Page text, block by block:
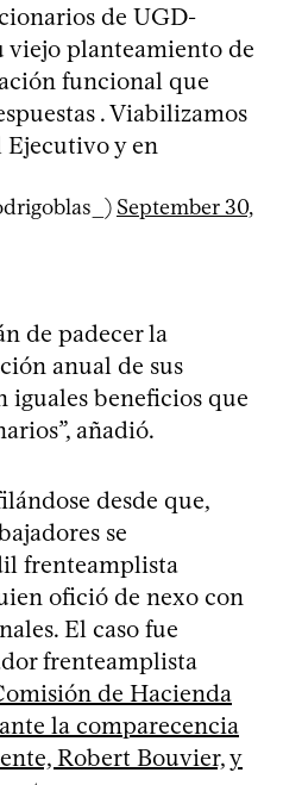
de UGD-
viejo planteamiento de
funcional que
. Viabilizamos
Ejecutivo y en
September 30,
de padecer la
anual de sus
beneficios que
añadió.
desde que,
se
frenteamplista
ofició de nexo con
El caso fue
frenteamplista
de Hacienda
la comparecencia
Robert Bouvier, y